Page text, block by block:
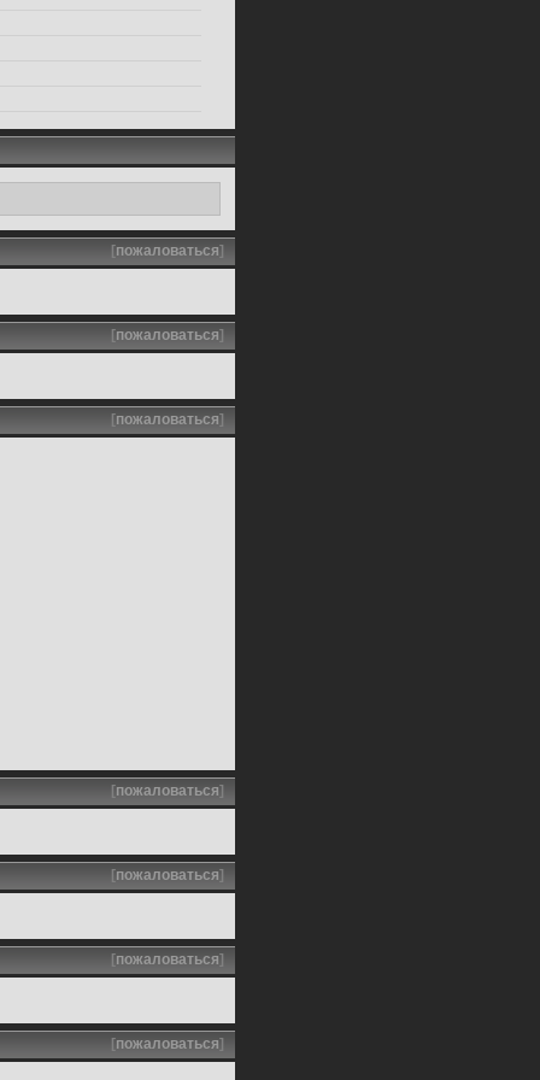
[пожаловаться]
[пожаловаться]
[пожаловаться]
[пожаловаться]
[пожаловаться]
[пожаловаться]
[пожаловаться]